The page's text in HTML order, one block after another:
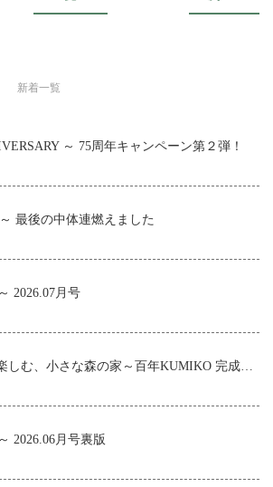
新着一覧
～ 75周年キャンペーン第２弾！
最後の中体連燃えました
2026.07月号
森林浴を楽しむ、小さな森の家～百年KUMIKO 完成内覧会
2026.06月号裏版